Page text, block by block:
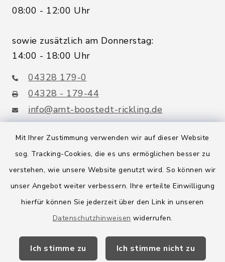
Mit Ihrer Zustimmung verwenden wir auf dieser Website
sog. Tracking-Cookies, die es uns ermöglichen besser zu
verstehen, wie unsere Website genutzt wird. So können wir
unser Angebot weiter verbessern. Ihre erteilte Einwilligung
hierfür können Sie jederzeit über den Link in unseren
Datenschutzhinweisen widerrufen.
Ich stimme zu Ich stimme nicht zu
08:00 - 12:00 Uhr
sowie zusätzlich am Donnerstag:
14:00 - 18:00 Uhr
04328 179-0
04328 - 179-44
info@amt-boostedt-rickling.de
Quicklinks
Amt Boostedt-Rickling
Amtsbroschüre
Wege-Zweckverband